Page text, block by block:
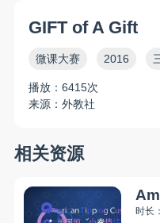
GIFT of A Gift
微课大赛 2016
播放：6415次
来源：外教社
相关资源
时长